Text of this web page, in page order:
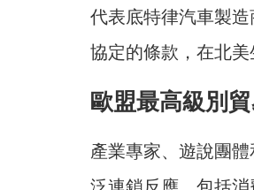
代表底特律汽車製
協定的條款，在北美
歐盟最高級別
產業專家、遊說團